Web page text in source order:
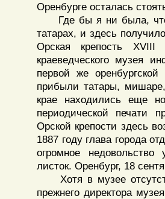
Оренбурге осталась
Где бы я ни была, что
татарах, и здесь
Орская крепость
краеведческого музея
первой же
прибыли татары,
крае находились еще
периодической печати
Орской крепости здесь
1887 году глава города
огромное
листок. Оренбург, 18
Хотя в музее
прежнего директора